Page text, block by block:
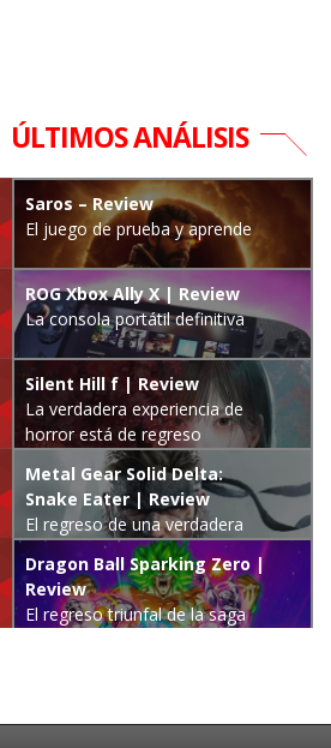
ÚLTIMOS ANÁLISIS
Saros – Review
El juego de prueba y aprende
ROG Xbox Ally X | Review
La consola portátil definitiva
Silent Hill f | Review
La verdadera experiencia de
horror está de regreso
Metal Gear Solid Delta:
Snake Eater | Review
El regreso de una verdadera
leyenda
Dragon Ball Sparking Zero |
Review
El regreso triunfal de la saga